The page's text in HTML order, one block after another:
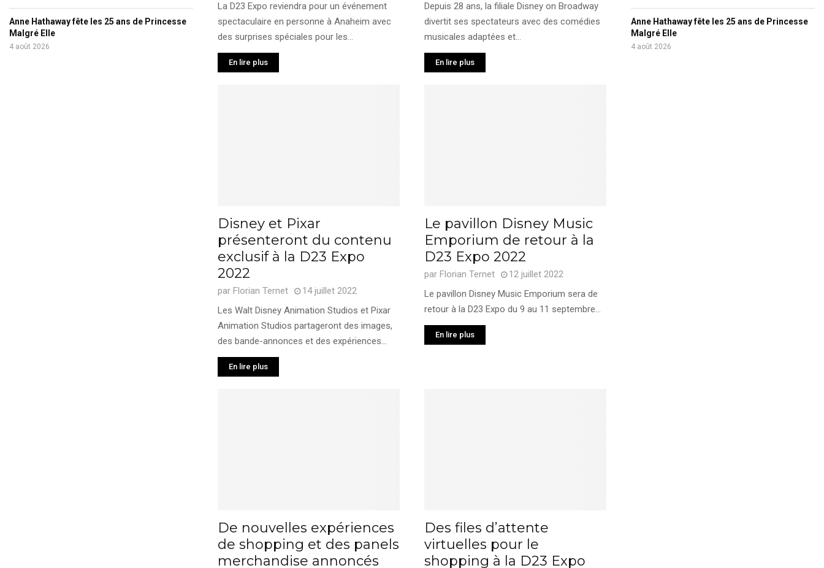
La D23 Expo reviendra pour un événement
spectaculaire en personne à Anaheim avec
des surprises spéciales pour les...
En lire plus
Depuis 28 ans, la filiale Disney on Broadway
divertit ses spectateurs avec des comédies
musicales adaptées et...
En lire plus
Disney et Pixar
présenteront du contenu
exclusif à la D23 Expo
2022
par Florian Ternet
14 juillet 2022
Les Walt Disney Animation Studios et Pixar
Animation Studios partageront des images,
des bande-annonces et des expériences...
En lire plus
Le pavillon Disney Music
Emporium de retour à la
D23 Expo 2022
par Florian Ternet
12 juillet 2022
Le pavillon Disney Music Emporium sera de
retour à la D23 Expo du 9 au 11 septembre...
En lire plus
De nouvelles expériences
de shopping et des panels
merchandise annoncés
Des files d’attente
virtuelles pour le
shopping à la D23 Expo
Anne Hathaway fête les 25 ans de Princesse
Malgré Elle
4 août 2026
Anne Hathaway fête les 25 ans de Princesse
Malgré Elle
4 août 2026